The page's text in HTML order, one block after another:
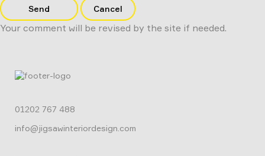
Send Cancel
Your comment will be revised by the site if needed.
01202 767 488
info@jigsawinteriordesign.com